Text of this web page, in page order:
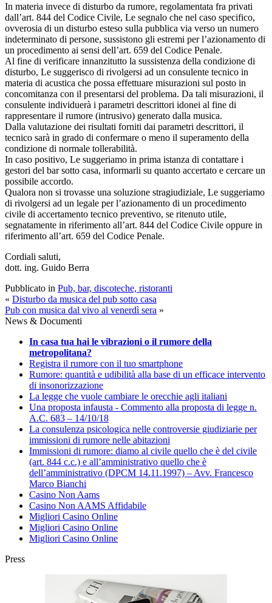
In materia invece di disturbo da rumore, regolamentata fra privati
dall’art. 844 del Codice Civile, Le segnalo che nel caso specifico,
ovverosia di un disturbo esteso sulla pubblica via verso un numero
indeterminato di persone, sussistono gli estremi per l’azionamento di
un procedimento ai sensi dell’art. 659 del Codice Penale.
Al fine di verificare innanzitutto la sussistenza della condizione di
disturbo, Le suggerisco di rivolgersi ad un consulente tecnico in
materia di acustica che possa effettuare misurazioni sul posto in
concomitanza con il presentarsi del problema. Da tali misurazioni, il
consulente individuerà i parametri descrittori idonei al fine di
rappresentare il rumore (intrusivo) generato dalla musica.
Dalla valutazione dei risultati forniti dai parametri descrittori, il
tecnico sarà in grado di confermare o meno il superamento della
condizione di normale tollerabilità.
In caso positivo, Le suggeriamo in prima istanza di contattare i
gestori del bar sotto casa, informarli su quanto accertato e cercare un
possibile accordo.
Qualora non si trovasse una soluzione stragiudiziale, Le suggeriamo
di rivolgersi ad un legale per l’azionamento di un procedimento
civile di accertamento tecnico preventivo, se ritenuto utile,
segnatamente in riferimento all’art. 844 del Codice Civile oppure in
riferimento all’art. 659 del Codice Penale.
Cordiali saluti,
dott. ing. Guido Berra
Pubblicato in Pub, bar, discoteche, ristoranti
« Disturbo da musica del pub sotto casa
Pub con musica dal vivo al venerdì sera »
News & Documenti
In casa tua hai le vibrazioni o il rumore della
metropolitana?
Registra il rumore con il tuo smartphone
Rumore: quantità e udibilità alla base di un efficace intervento
di insonorizzazione
La legge che vuole cambiare le orecchie agli italiani
Una proposta infausta - Commento alla proposta di legge n.
A.C. 683 – 14/10/18
La consulenza psicologica nelle controversie giudiziarie per
immissioni di rumore nelle abitazioni
Immissioni di rumore: diamo al civile quello che è del civile
(art. 844 c.c.) e all’amministrativo quello che è
dell’amministrativo (DPCM 14.11.1997) – Avv. Francesco
Marco Bianchi
Casino Non Aams
Casino Non AAMS Affidabile
Migliori Casino Online
Migliori Casino Online
Migliori Casino Online
Press